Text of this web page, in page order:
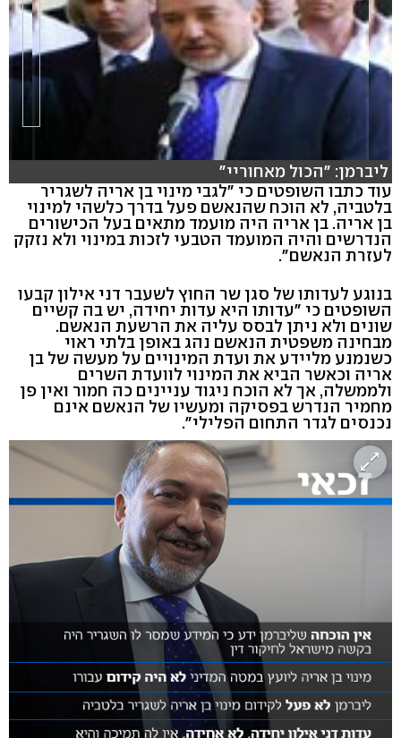
ליברמן: "הכול מאחוריי"
עוד כתבו השופטים כי "לגבי מינוי בן אריה לשגריר
בלטביה, לא הוכח שהנאשם פעל בדרך כלשהי למינוי
בן אריה. בן אריה היה מועמד מתאים בעל הכישורים
הנדרשים והיה המועמד הטבעי לזכות במינוי ולא נזקק
לעזרת הנאשם".
בנוגע לעדותו של סגן שר החוץ לשעבר דני אילון קבעו
השופטים כי "עדותו היא עדות יחידה, יש בה קשיים
שונים ולא ניתן לבסס עליה את הרשעת הנאשם.
מבחינה משפטית הנאשם נהג באופן בלתי ראוי
כשנמנע מליידע את ועדת המינויים על מעשה של בן
אריה וכאשר הביא את המינוי לוועדת השרים
ולממשלה, אך לא הוכח ניגוד עניינים כה חמור ואין פן
מחמיר הנדרש בפסיקה ומעשיו של הנאשם אינם
נכנסים לגדר התחום הפלילי".